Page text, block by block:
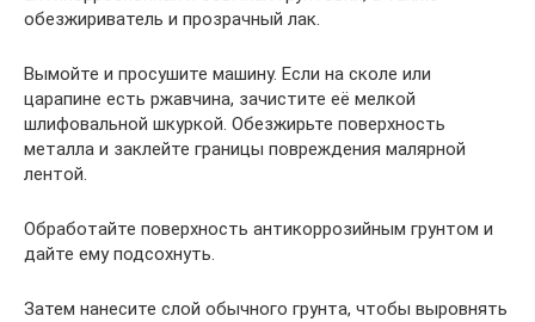
обезжириватель и прозрачный лак.
Вымойте и просушите машину. Если на сколе или
царапине есть ржавчина, зачистите её мелкой
шлифовальной шкуркой. Обезжирьте поверхность
металла и заклейте границы повреждения малярной
лентой.
Обработайте поверхность антикоррозийным грунтом и
дайте ему подсохнуть.
Затем нанесите слой обычного грунта, чтобы выровнять